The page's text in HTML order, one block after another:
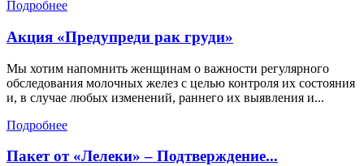
Подробнее
Акция «Предупреди рак груди»
Мы хотим напомнить женщинам о важности регулярного
обследования молочных желез с целью контроля их состояния
и, в случае любых изменений, раннего их выявления и...
Подробнее
Пакет от «Лелеки» – Подтверждение...